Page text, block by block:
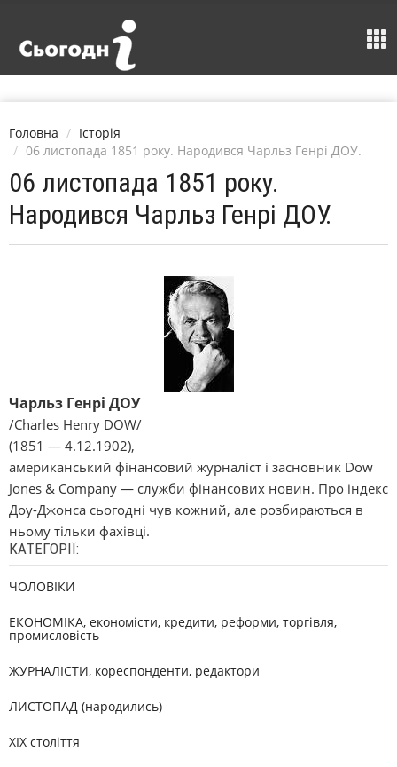
Головна
Історія
06 листопада 1851 року. Народився Чарльз Генрі ДОУ.
06 листопада 1851 року.
Народився Чарльз Генрі ДОУ.
Чарльз Генрі ДОУ
/Charles Henry DOW/
(1851 — 4.12.1902),
американський фінансовий журналіст і засновник Dow
Jones & Company — служби фінансових новин. Про індекс
Доу-Джонса сьогодні чув кожний, але розбираються в
ньому тільки фахівці.
КАТЕГОРІЇ:
ЧОЛОВІКИ
ЕКОНОМІКА, економісти, кредити, реформи, торгівля,
промисловість
ЖУРНАЛІСТИ, кореспонденти, редактори
ЛИСТОПАД (народились)
XIX століття